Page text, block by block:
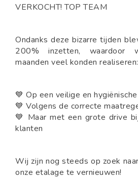
VERKOCHT! TOP TEAM
Ondanks deze bizarre tijden
200% inzetten, waardoor
maanden veel konden realiseren:
💙 Op een veilige en
💙 Volgens de correcte
💙 Maar met een grote drive
klanten
Wij zijn nog steeds op zoek
onze etalage te vernieuwen!